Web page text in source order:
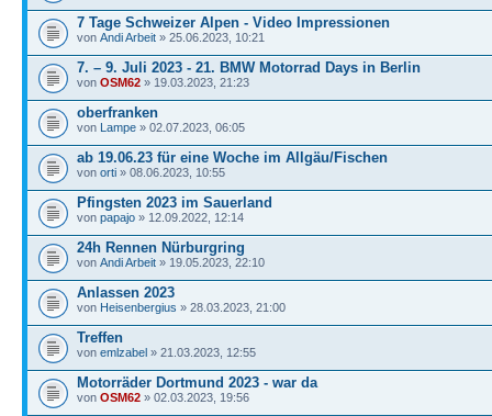
7 Tage Schweizer Alpen - Video Impressionen
von Andi Arbeit » 25.06.2023, 10:21
7. – 9. Juli 2023 - 21. BMW Motorrad Days in Berlin
von OSM62 » 19.03.2023, 21:23
oberfranken
von Lampe » 02.07.2023, 06:05
ab 19.06.23 für eine Woche im Allgäu/Fischen
von orti » 08.06.2023, 10:55
Pfingsten 2023 im Sauerland
von papajo » 12.09.2022, 12:14
24h Rennen Nürburgring
von Andi Arbeit » 19.05.2023, 22:10
Anlassen 2023
von Heisenbergius » 28.03.2023, 21:00
Treffen
von emlzabel » 21.03.2023, 12:55
Motorräder Dortmund 2023 - war da
von OSM62 » 02.03.2023, 19:56